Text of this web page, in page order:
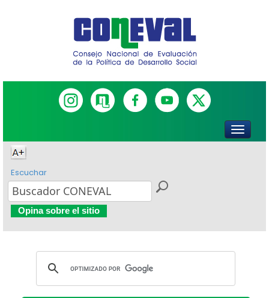
Escuchar
Opina sobre el sitio